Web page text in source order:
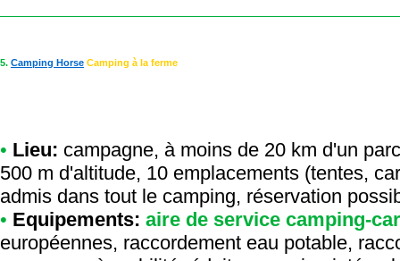
5. Camping Horse Camping à la ferme
• Lieu: campagne, à moins de 20 km d'un
500 m d'altitude, 10 emplacements (tentes,
admis dans tout le camping, réservation
• Equipements: aire de service camping-
européennes, raccordement eau potable,